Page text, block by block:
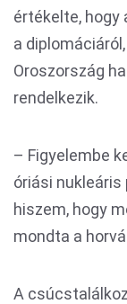
értékelte, hogy
a
Oroszország
rendelkezik.
– Figyelembe
óriási nukleáris
hiszem, hogy
mondta a
A